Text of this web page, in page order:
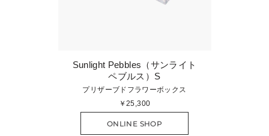
Sunlight Pebbles（サンライト
ペブルス）S
プリザーブドフラワーボックス
￥25,300
ONLINE SHOP